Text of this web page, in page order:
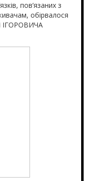
пов’язаних з
обірвалося
ІГОРОВИЧА